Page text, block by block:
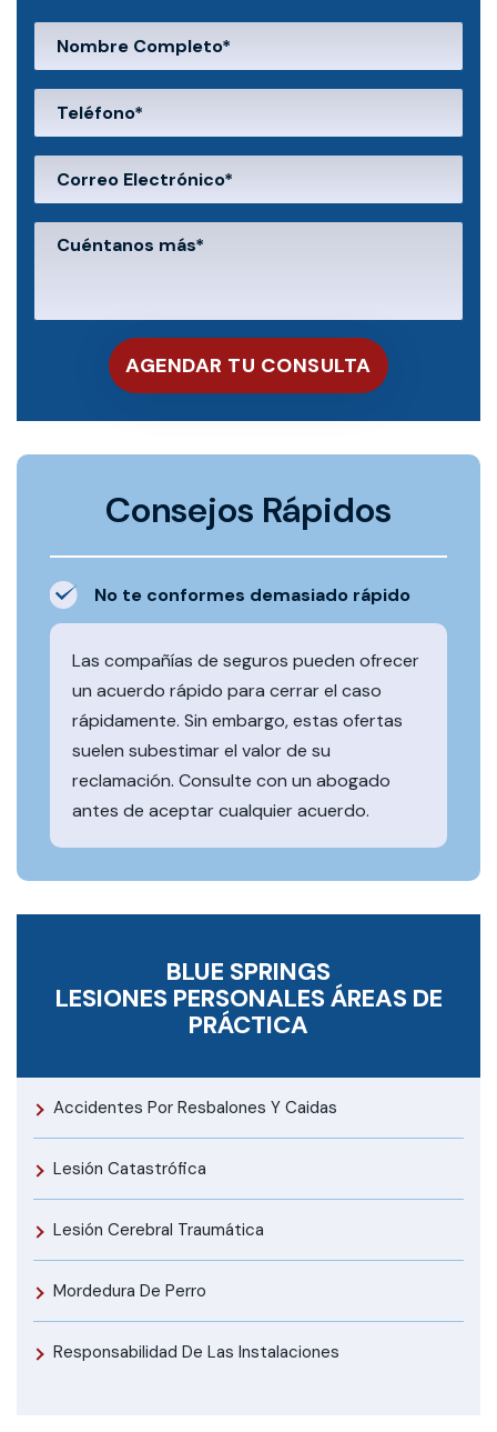
Consejos Rápidos
No te conformes demasiado rápido
Las compañías de seguros pueden ofrecer
un acuerdo rápido para cerrar el caso
rápidamente. Sin embargo, estas ofertas
suelen subestimar el valor de su
reclamación. Consulte con un abogado
antes de aceptar cualquier acuerdo.
BLUE SPRINGS
LESIONES PERSONALES ÁREAS DE
PRÁCTICA
Accidentes Por Resbalones Y Caidas
Lesión Catastrófica
Lesión Cerebral Traumática
Mordedura De Perro
Responsabilidad De Las Instalaciones